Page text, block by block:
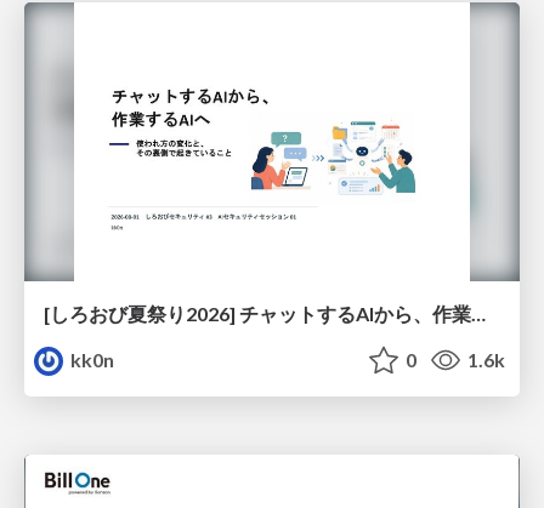
[しろおび夏祭り2026] チャットするAIから、作業するAIへ - 使われ方の変化と、その裏側で起きていること
kk0n
0 1.6k